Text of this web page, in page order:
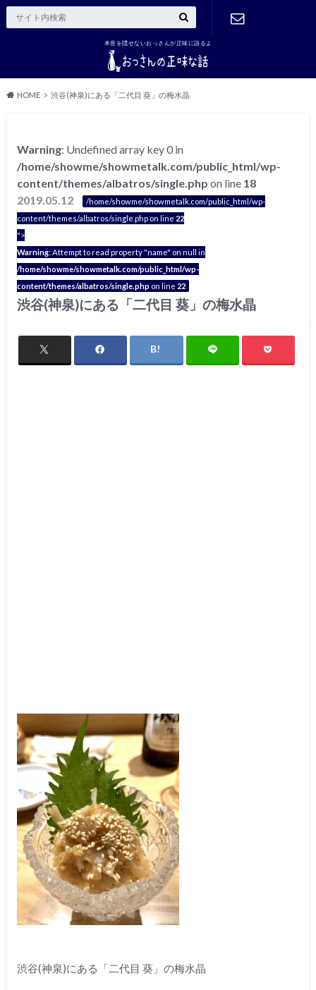
本音を隠せないおっさんが正味に語るよ
HOME 渋谷(神泉)にある「二代目 葵」の梅水晶
Warning: Undefined array key 0 in
/home/showme/showmetalk.com/public_html/wp-
content/themes/albatros/single.php on line 18
2019.05.12
/home/showme/showmetalk.com/public_html/wp-
content/themes/albatros/single.php on line 22
">
Warning: Attempt to read property "name" on null in
/home/showme/showmetalk.com/public_html/wp-
content/themes/albatros/single.php on line 22
渋谷(神泉)にある「二代目 葵」の梅水晶
渋谷(神泉)にある「二代目 葵」の梅水晶